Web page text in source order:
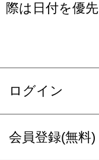
際は日付を優
ログイン
会員登録(無料)